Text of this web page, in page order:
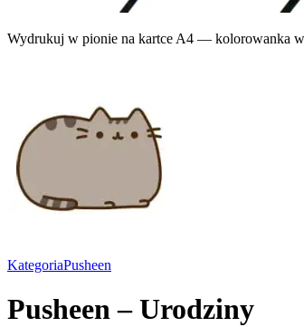
Wydrukuj w pionie na kartce A4 — kolorowanka
KategoriaPusheen
Pusheen – Urodziny